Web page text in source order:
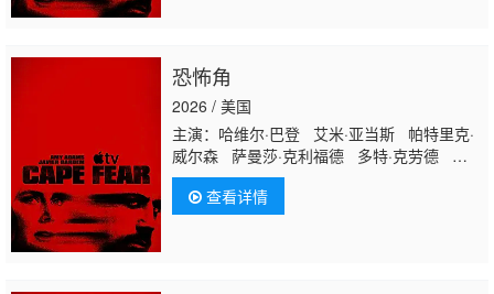
恐怖角
2026 / 美国
主演：哈维尔·巴登 艾米·亚当斯 帕特里克·
威尔森 萨曼莎·克利福德 多特·克劳德 派特
里克·费斯克勒 瑞安·安东尼·霍尔库姆 朱利
安·杜尔西·维达 麦思·马特恩 维恩·埃维雷特
杰伊·胡古雷 丹尼尔·迪·阿曼特 布兰登·赫
查看详情